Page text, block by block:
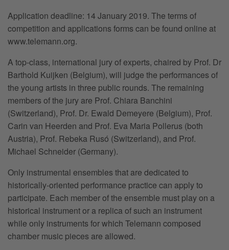
Application deadline: 14 January 2019. The terms of
competition and applications forms can be found online at
www.telemann.org.
A top-class, international jury of experts, chaired by Prof. Dr
Barthold Kuijken (Belgium), will judge the performances of
the young artists in three public rounds. The remaining
members of the jury are Prof. Chiara Banchini
(Switzerland), Prof. Dr. Ewald Demeyere (Belgium), Prof.
Carin van Heerden and Prof. Eva Maria Pollerus (both
Austria), Prof. Rebeka Rusó (Switzerland), and Prof.
Michael Schneider (Germany).
Only instrumental ensembles that are dedicated to
historically-oriented performance practice can apply to
participate. Each member of the ensemble must play on a
historical instrument or a replica of such an instrument
while only instruments for which Telemann composed
chamber music pieces are allowed.